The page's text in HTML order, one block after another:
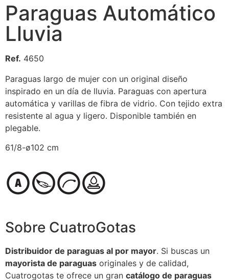
Paraguas Automático
Lluvia
Ref. 4650
Paraguas largo de mujer con un original diseño
inspirado en un día de lluvia. Paraguas con apertura
automática y varillas de fibra de vidrio. Con tejido extra
resistente al agua y ligero. Disponible también en
plegable.
61/8-ø102 cm
Sobre CuatroGotas
Distribuidor de paraguas al por mayor. Si buscas un
mayorista de paraguas originales y de calidad,
Cuatrogotas te ofrece un gran catálogo de paraguas